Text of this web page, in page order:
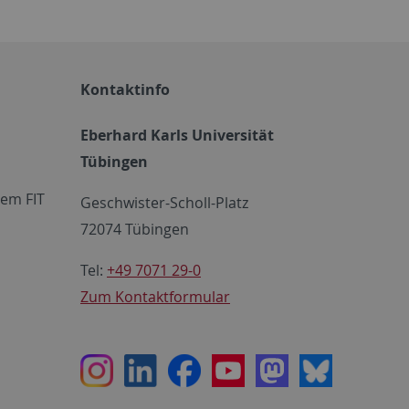
FIT
Kontaktinfo
Eberhard Karls Universität
Tübingen
Geschwister-Scholl-Platz
72074 Tübingen
Tel: +49 7071 29-0
Zum Kontaktformular
InstagramLinkedInFacebookYoutubeMastodon
Bluesky